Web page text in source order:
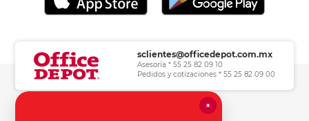
sclientes@officedepot.com.mx
Asesoría * 55 25 82 09 10
Pedidos y cotizaciones * 55 25 82 09 00
×